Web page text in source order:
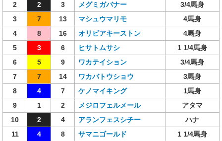
2
2 3 メグミガバナー
3/4馬身
3
7 13 マシュウマリモ
4馬身
4
8 16 オリビアキーストン
4馬身
5
3 6 ヒサトムサシ
1 1/4馬身
6
5 9 ワカテイション
3/4馬身
7
7 14 ワカバトウショウ
3馬身
8
4 7 ケノマイキング
1馬身
9
1 2 メジロフェルメール
アタマ
10
2 4 アランフェスシチー
ハナ
11
4 8 サマニゴールド
1 1/4馬身